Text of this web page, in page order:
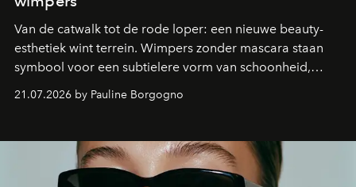
Van de catwalk tot de rode loper: een nieuwe beauty-
esthetiek wint terrein. Wimpers zonder mascara staan
symbool voor een subtielere vorm van schoonheid,
aan make-up.
21.07.2026 by Pauline Borgogno